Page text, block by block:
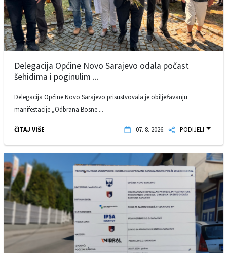
Delegacija Općine Novo Sarajevo odala počast
šehidima i poginulim ...
Delegacija Općine Novo Sarajevo prisustvovala je obilježavanju
manifestacije „Odbrana Bosne ...
ČITAJ VIŠE 07. 8. 2026. PODIJELI